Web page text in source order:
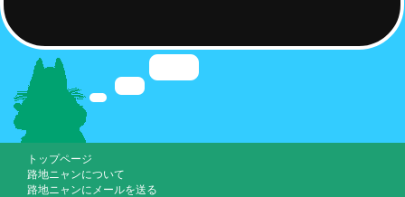
トップページ
路地ニャンについて
路地ニャンにメールを送る